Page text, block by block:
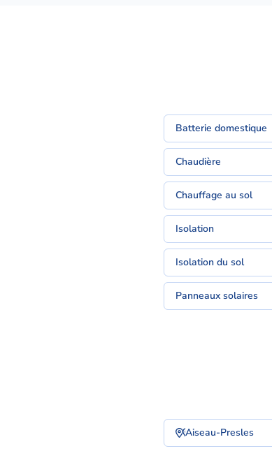
Batterie domestique
Chaudière
Chauffage au sol
Isolation
Isolation du sol
Panneaux solaires
Aiseau-Presles